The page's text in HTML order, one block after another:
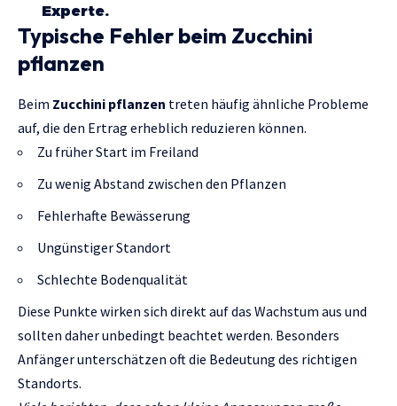
Experte.
Typische Fehler beim Zucchini
pflanzen
Beim Zucchini pflanzen treten häufig ähnliche Probleme
auf, die den Ertrag erheblich reduzieren können.
Zu früher Start im Freiland
Zu wenig Abstand zwischen den Pflanzen
Fehlerhafte Bewässerung
Ungünstiger Standort
Schlechte Bodenqualität
Diese Punkte wirken sich direkt auf das Wachstum aus und
sollten daher unbedingt beachtet werden. Besonders
Anfänger unterschätzen oft die Bedeutung des richtigen
Standorts.